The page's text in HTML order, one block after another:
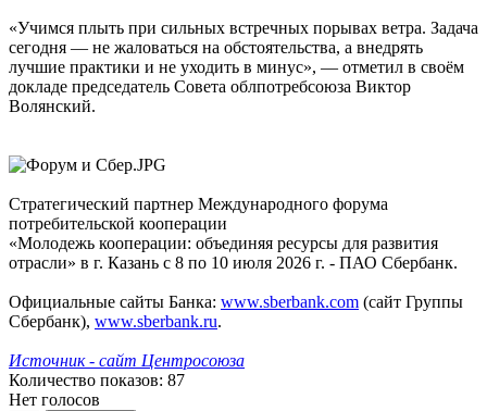
«Учимся плыть при сильных встречных порывах ветра. Задача
сегодня — не жаловаться на обстоятельства, а внедрять
лучшие практики и не уходить в минус», — отметил в своём
докладе председатель Совета облпотребсоюза Виктор
Волянский.
Стратегический партнер Международного форума
потребительской кооперации
«Молодежь кооперации: объединяя ресурсы для развития
отрасли» в г. Казань с 8 по 10 июля 2026 г. - ПАО Сбербанк.
Официальные сайты Банка: www.sberbank.com (сайт Группы
Сбербанк), www.sberbank.ru.
Источник - сайт Центросоюза
Количество показов: 87
Нет голосов